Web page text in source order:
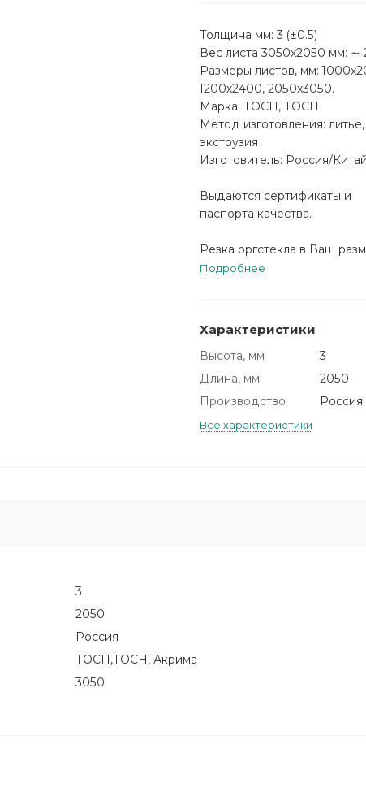
Толщина мм: 3 (±0.5)
Вес листа 3050х2050 мм: ∼
Размеры листов, мм:
1200х2400, 2050х3050.
Марка: ТОСП, ТОСН
Метод изготовления: литье,
экструзия
Изготовитель: Россия/
Выдаются сертификаты и
паспорта качества.
Резка оргстекла в Ваш
Подробнее
Характеристики
Высота, мм
3
Длина, мм
2050
Производство
Россия
Все характеристики
3
2050
Россия
ТОСП,ТОСН, Акрима
3050